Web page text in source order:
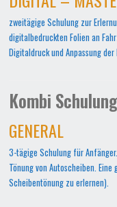
zweitägige Schulung zur
digitalbedruckten Folien an
Digitaldruck und Anpassung der
Kombi
GENERAL
3-tägige Schulung für
Tönung von Autoscheiben.
Scheibentönung zu erlernen).